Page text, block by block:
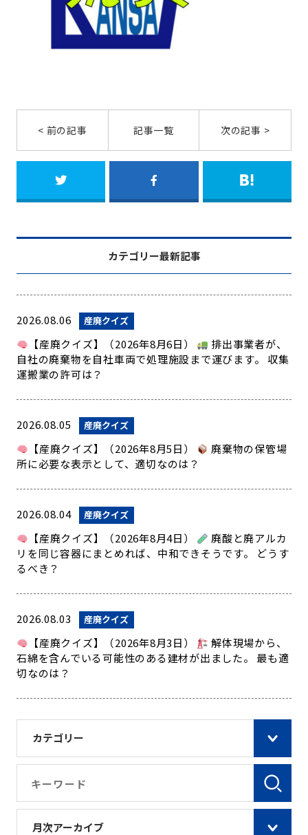
カテゴリー
月次アーカイブ
< 前の記事 記事一覧 次の記事 >
カテゴリー最新記事
2026.08.06 産廃クイズ
【産廃クイズ】（2026年8月6日）
排出事業者が、
自社の廃棄物を自社車両で処理施設まで運びます。 収集
運搬業の許可は？
2026.08.05 産廃クイズ
【産廃クイズ】（2026年8月5日）
廃棄物の保管場
所に必要な表示として、適切なのは？
2026.08.04 産廃クイズ
【産廃クイズ】（2026年8月4日）
廃酸と廃アルカ
リを同じ容器にまとめれば、中和できそうです。 どうす
るべき？
2026.08.03 産廃クイズ
【産廃クイズ】（2026年8月3日）
解体現場から、
石綿を含んでいる可能性のある建材が出ました。 最も適
切なのは？